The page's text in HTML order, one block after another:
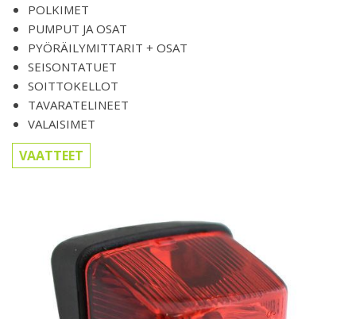
POLKIMET
PUMPUT JA OSAT
PYÖRÄILYMITTARIT + OSAT
SEISONTATUET
SOITTOKELLOT
TAVARATELINEET
VALAISIMET
VAATTEET